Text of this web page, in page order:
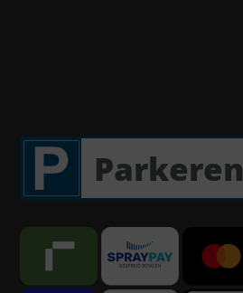
Parkeren